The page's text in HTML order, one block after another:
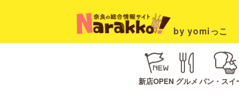
by yomiっこ
新店OPEN グルメ パン・スイ